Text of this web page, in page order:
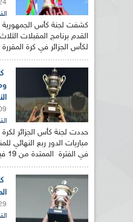
24 مارس
كشفت لجنة كأس الجمهورية
القدم برنامج المقبلات
لكأس الجزائر في كرة
09
حددت لجنة كأس الجزائر
مباريات الدور ربع النهائي
في الفترة الممتدة من 19 فيفري إلى 9 مارس...
29